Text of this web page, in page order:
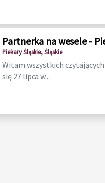
Partnerka na wesele -
Piekary Śląskie, Śląskie
Witam wszystkich
się 27 lipca w...